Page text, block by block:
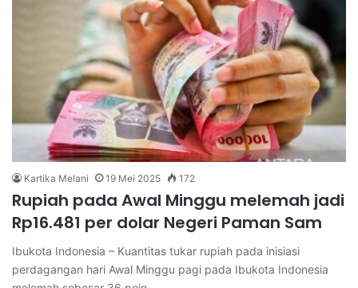
Kartika Melani 19 Mei 2025 172
Rupiah pada Awal Minggu melemah jadi
Rp16.481 per dolar Negeri Paman Sam
Ibukota Indonesia – Kuantitas tukar rupiah pada inisiasi
perdagangan hari Awal Minggu pagi pada Ibukota Indonesia